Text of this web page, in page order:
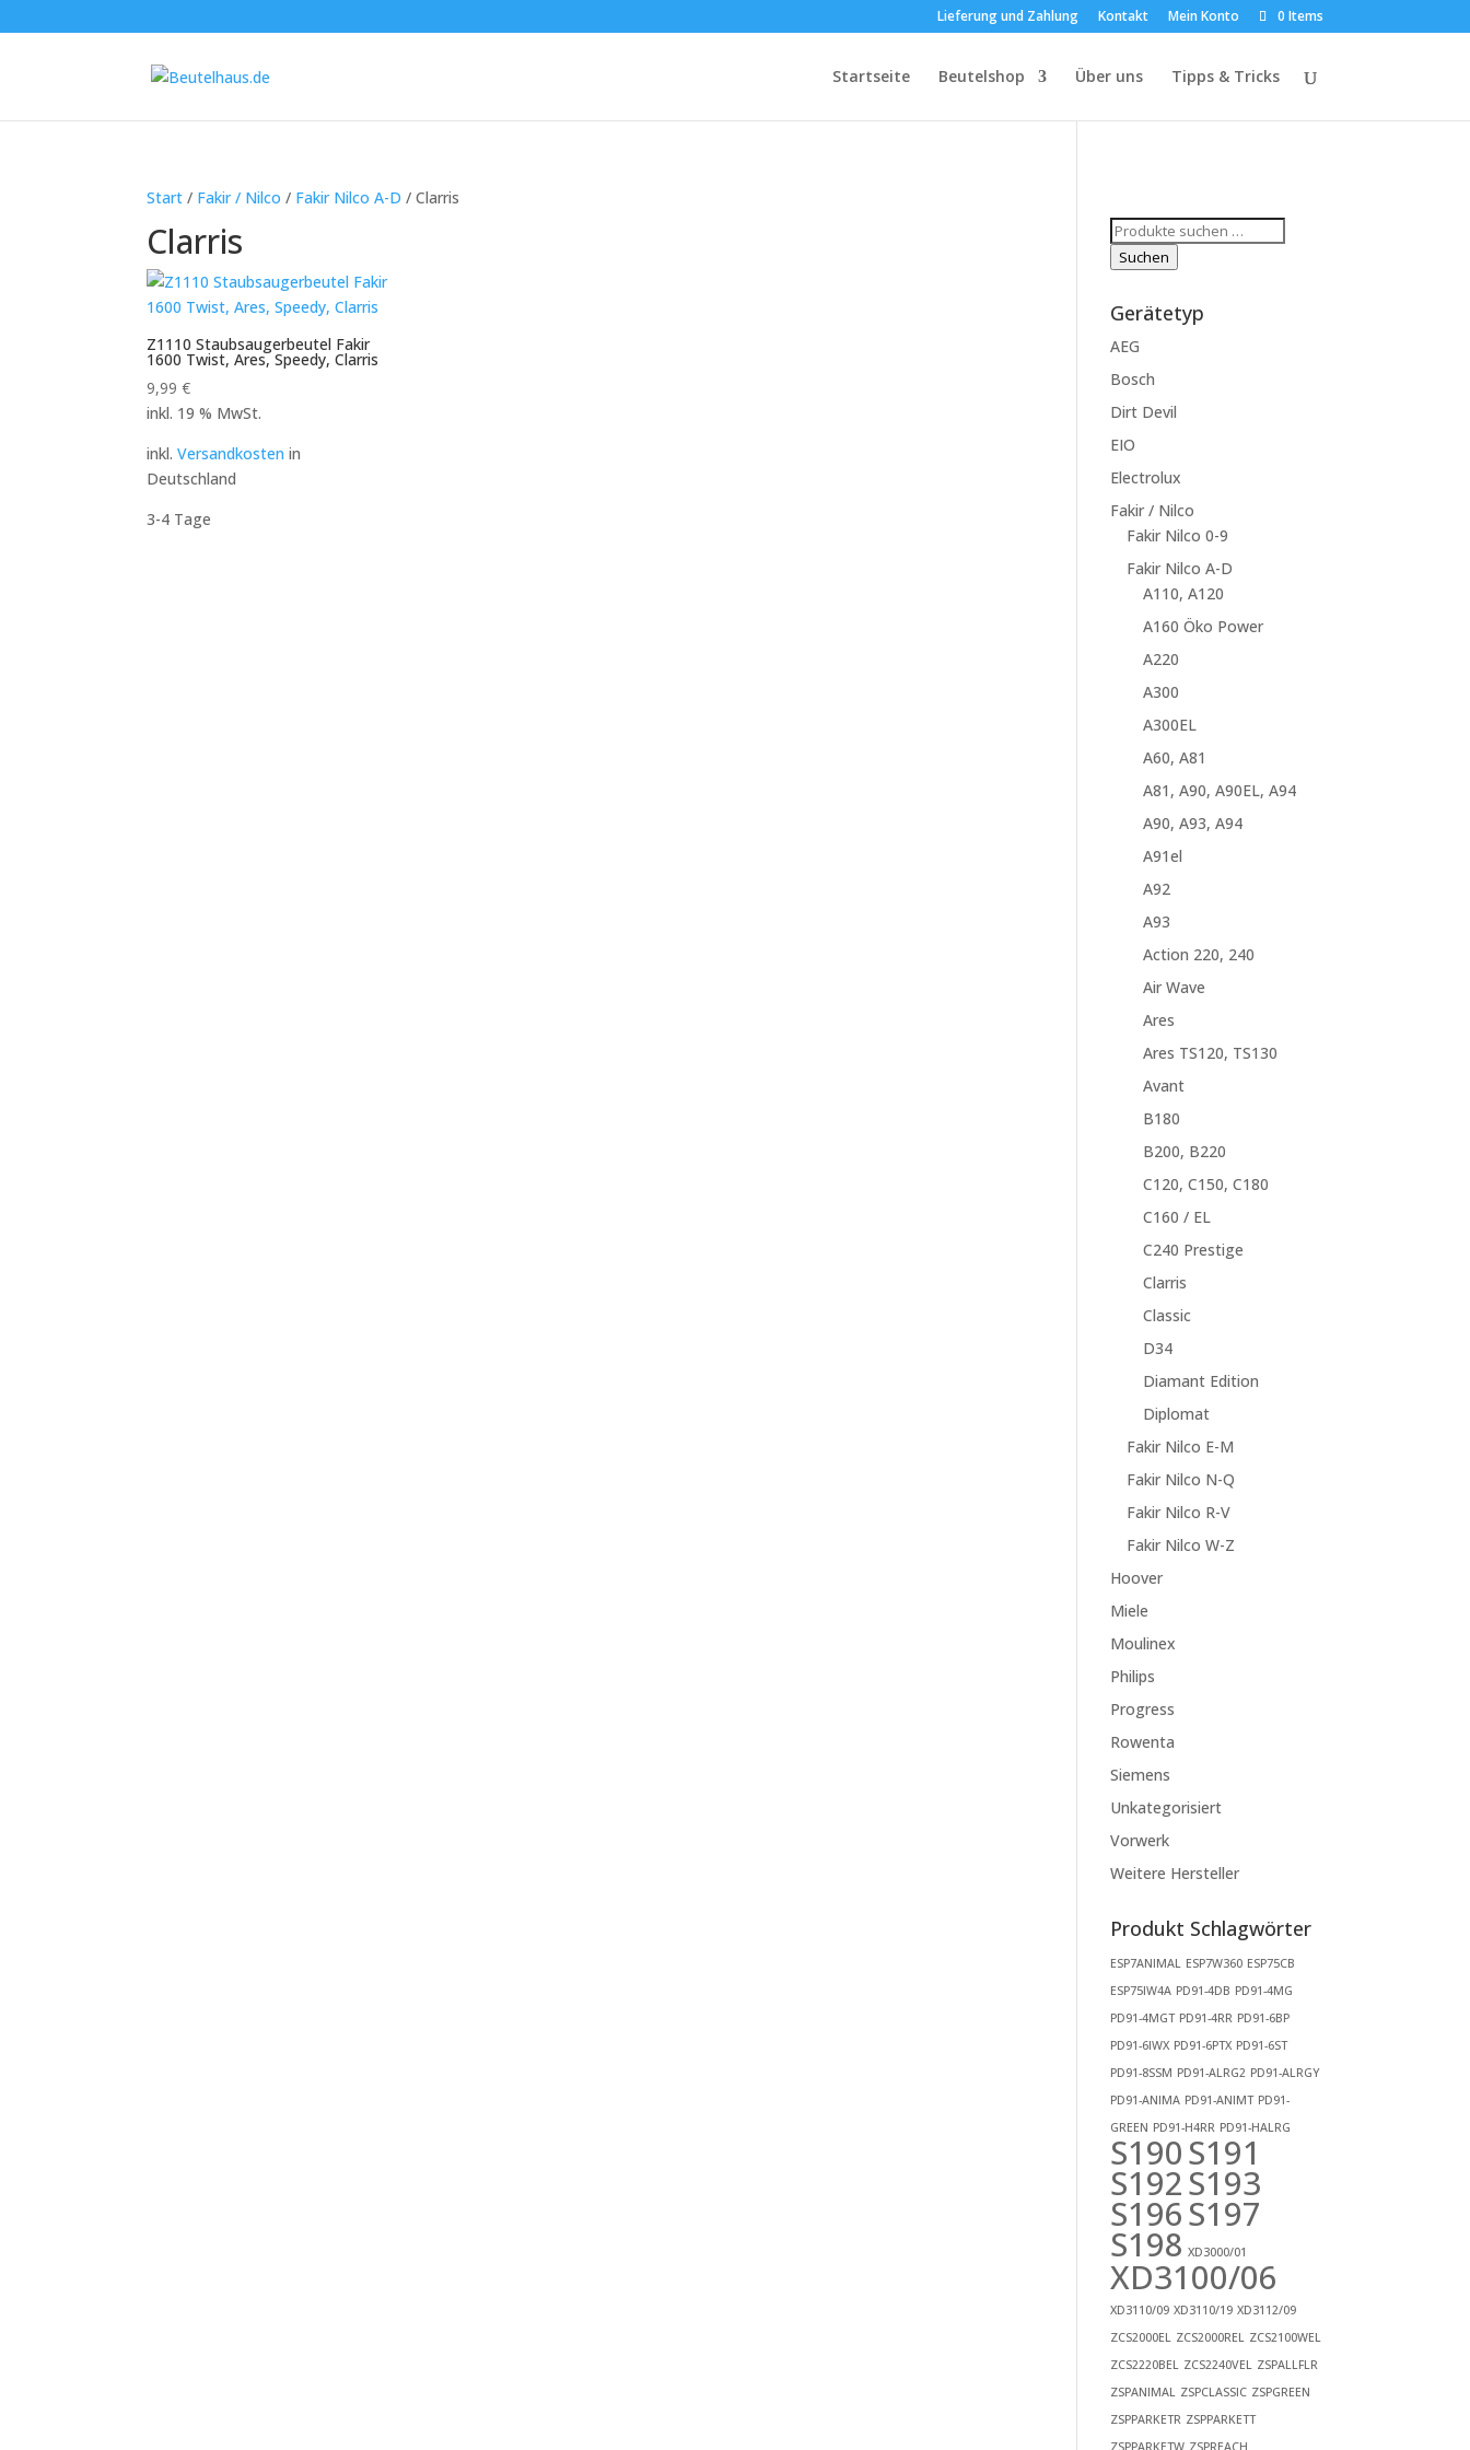
Lieferung und Zahlung Kontakt Mein Konto 0 Items
Startseite Beutelshop Über uns Tipps & Tricks
Start / Fakir / Nilco / Fakir Nilco A-D / Clarris
Clarris
Z1110 Staubsaugerbeutel Fakir
1600 Twist, Ares, Speedy, Clarris
9,99€
inkl. 19 % MwSt.
inkl.Versandkosten in
Deutschland
3-4 Tage
Suchen
nach:
Suchen
Gerätetyp
AEG
Bosch
Dirt Devil
EIO
Electrolux
Fakir / Nilco
Fakir Nilco 0-9
Fakir Nilco A-D
A110, A120
A160 Öko Power
A220
A300
A300EL
A60, A81
A81, A90, A90EL, A94
A90, A93, A94
A91el
A92
A93
Action 220, 240
Air Wave
Ares
Ares TS120, TS130
Avant
B180
B200, B220
C120, C150, C180
C160 / EL
C240 Prestige
Clarris
Classic
D34
Diamant Edition
Diplomat
Fakir Nilco E-M
Fakir Nilco N-Q
Fakir Nilco R-V
Fakir Nilco W-Z
Hoover
Miele
Moulinex
Philips
Progress
Rowenta
Siemens
Unkategorisiert
Vorwerk
Weitere Hersteller
Produkt Schlagwörter
ESP7ANIMAL ESP7W360 ESP75CB
ESP75IW4A PD91-4DB PD91-4MG
PD91-4MGT PD91-4RR PD91-6BP
PD91-6IWX PD91-6PTX PD91-6ST
PD91-8SSM PD91-ALRG2 PD91-ALRGY
PD91-ANIMA PD91-ANIMT PD91-
GREEN PD91-H4RR PD91-HALRG
S190S191
S192S193
S196S197
S198 XD3000/01
XD3100/06
XD3110/09 XD3110/19 XD3112/09
ZCS2000EL ZCS2000REL ZCS2100WEL
ZCS2220BEL ZCS2240VEL ZSPALLFLR
ZSPANIMAL ZSPCLASSIC ZSPGREEN
ZSPPARKETR ZSPPARKETT
ZSPPARKETW ZSPREACH